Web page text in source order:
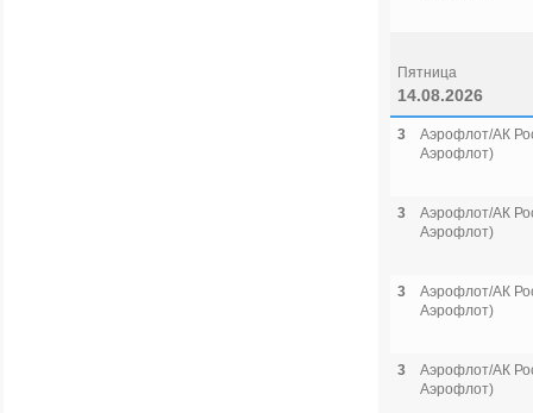
Пятница
14.08.2026
3
Аэрофлот/АК
Аэрофлот)
3
Аэрофлот/АК
Аэрофлот)
3
Аэрофлот/АК
Аэрофлот)
3
Аэрофлот/АК
Аэрофлот)